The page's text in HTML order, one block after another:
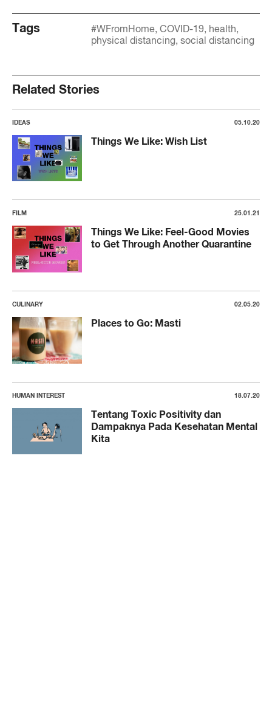
Tags #WFromHome COVID-19 health
physical distancing social distancing
Related Stories
IDEAS 05.10.20
Things We Like: Wish List
FILM 25.01.21
Things We Like: Feel-Good Movies
to Get Through Another Quarantine
CULINARY 02.05.20
Places to Go: Masti
HUMAN INTEREST 18.07.20
Tentang Toxic Positivity dan
Dampaknya Pada Kesehatan Mental
Kita